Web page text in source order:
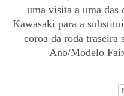
uma visita a uma das
Kawasaki para a
coroa da roda traseira
Ano/Modelo